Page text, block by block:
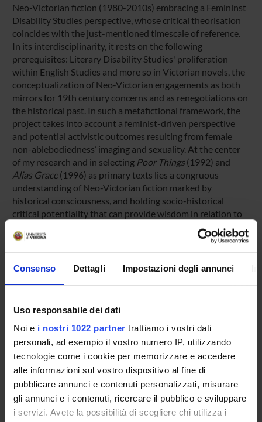
Consenso Dettagli Impostazioni degli annunci
Uso responsabile dei dati
Noi e i nostri 1022 partner trattiamo i vostri dati
personali, ad esempio il vostro numero IP, utilizzando
tecnologie come i cookie per memorizzare e accedere
alle informazioni sul vostro dispositivo al fine di
pubblicare annunci e contenuti personalizzati, misurare
gli annunci e i contenuti, ricercare il pubblico e sviluppare
i servizi. Avete la possibilità di scegliere chi utilizza i
Neo-Victorian fiction (1980-2010s) embracing a Femininst
Disability Studies perspective, whose critical theorisation
coincides with the just-mentioned timescale of reference.
In its interdisciplinarity, it rests on the following
prerequisites: Literary Disability Studies' proliferation
within English Studies and more so in Victorian novels, the
conceptualization of Neo-Victorian engagements as both
mirrors for 19th century concerns and as renegotiations on
the historical past. In such a metafictional framework, the
project takes into account a feminist-driven perspective
and potential activistic outcomes resulting from female
non-ablebodiedness’ imaging and sexuality. At the center
of my research and in selecting Poor Things(1992) and
Alias Grace(1996) as primary texts lies a congruous
understanding of Neo-Victorian fiction marked by
historical consciousness, and holding socio-historical
critical potentiality that can provide wisdom in relation to
both 19th century and contemporary concerns.
Tutori dottorato
Tutor: Prof.ssa Chiara Battisti. Co-tutor: Prof.ssa Sidia
PRESENTAZIONE
DIDATTICA 0
TERZA MISSIONE
RICERCA